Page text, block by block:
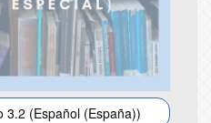
3.2 (Español (España))